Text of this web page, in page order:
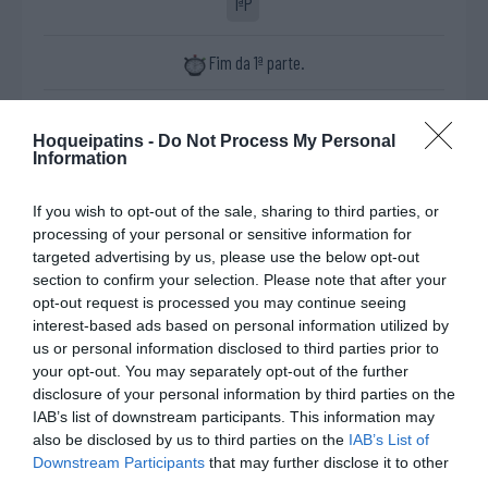
Hoqueipatins - Do Not Process My Personal
Information
If you wish to opt-out of the sale, sharing to third parties, or
processing of your personal or sensitive information for
targeted advertising by us, please use the below opt-out
section to confirm your selection. Please note that after your
opt-out request is processed you may continue seeing
interest-based ads based on personal information utilized by
us or personal information disclosed to third parties prior to
your opt-out. You may separately opt-out of the further
disclosure of your personal information by third parties on the
IAB’s list of downstream participants. This information may
also be disclosed by us to third parties on the IAB’s List of
Downstream Participants that may further disclose it to other
Fim da 1ª parte.
2ªP
7'
Golo de Pablo
"Pablito" Álvarez, SL
Benfica
Timeout pedido por
SC Marinhense
7'
2ªP
11'
2ªP
Timeout pedido por
SL Benfica